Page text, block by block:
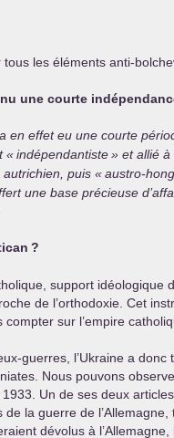
les éléments anti-
une courte
en effet eu une courte
«indépendantiste» et allié à
autrichien, puis «austro-
une base précieuse
?
support
de l’orthodoxie. Cet
compter sur l’empire
guerres, l’Ukraine a
Nous pouvons
Un de ses deux
de la guerre de
dévolus à l’Allemagne,